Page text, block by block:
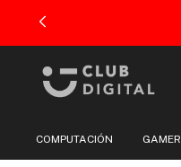
COMPUTACIÓN GAMER